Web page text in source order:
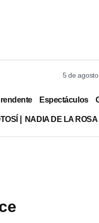
5 de
Espectáculos
NADIA DE LA ROSA